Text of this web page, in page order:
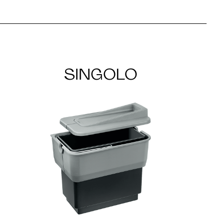
SINGOLO